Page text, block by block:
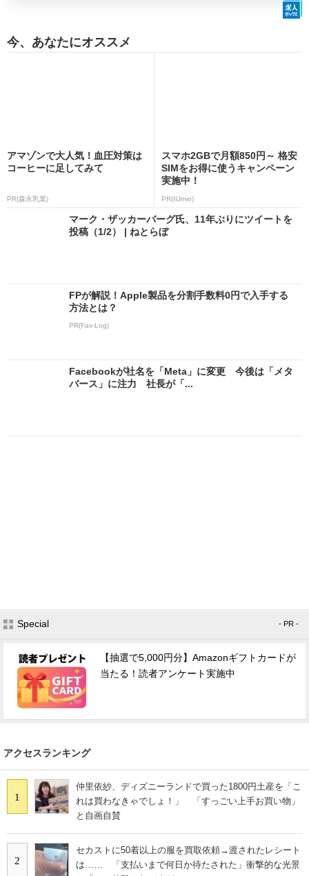
今、あなたにオススメ
アマゾンで大人気！血圧対策は
コーヒーに足してみて
PR(森永乳業)
スマホ2GBで月額850円～ 格安
SIMをお得に使うキャンペーン
実施中！
PR(IIJmio)
マーク・ザッカーバーグ氏、11年ぶりにツイートを
投稿（1/2） | ねとらぼ
FPが解説！Apple製品を分割手数料0円で入手する
方法とは？
PR(Fav-Log)
Facebookが社名を「Meta」に変更 今後は「メタ
バース」に注力 社長が「...
Special - PR -
【抽選で5,000円分】Amazonギフトカードが
当たる！読者アンケート実施中
アクセスランキング
1
仲里依紗、ディズニーランドで買った1800円土産を「こ
れは買わなきゃでしょ！」 「すっごい上手お買い物」
と自画自賛
2
セカストに50着以上の服を買取依頼→渡されたレシート
は…… 「支払いまで何日か待たされた」衝撃的な光景